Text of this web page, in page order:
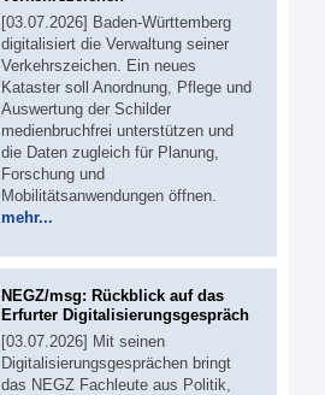
[03.07.2026] Baden-Württemberg
digitalisiert die Verwaltung seiner
Verkehrszeichen. Ein neues
Kataster soll Anordnung, Pflege und
Auswertung der Schilder
medienbruchfrei unterstützen und
die Daten zugleich für Planung,
Forschung und
Mobilitätsanwendungen öffnen.
mehr...
NEGZ/msg: Rückblick auf das
Erfurter Digitalisierungsgespräch
[03.07.2026] Mit seinen
Digitalisierungsgesprächen bringt
das NEGZ Fachleute aus Politik,